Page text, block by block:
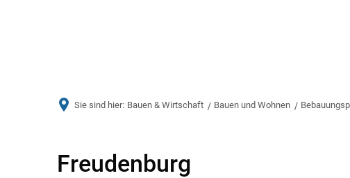
Sie sind hier: Bauen & Wirtschaft Bauen und Wohnen
Freudenburg
Freudenburg